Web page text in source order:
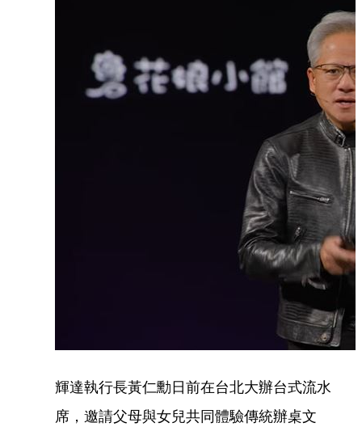
輝達執行長黃仁勳日前在台北大辦台式流水
席，邀請父母與女兒共同體驗傳統辦桌文